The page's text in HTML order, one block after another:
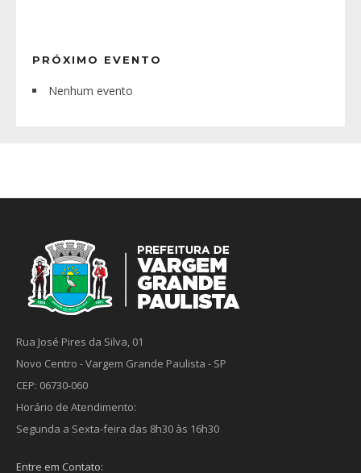
PRÓXIMO EVENTO
Nenhum evento
Rua José Pires da Silva, 01
Novo Centro - Vargem Grande Paulista - SP
CEP: 06730-060
Horário de Atendimento:
Segunda a Sexta-feira das 8h30 às 16h30
Entre em Contato: